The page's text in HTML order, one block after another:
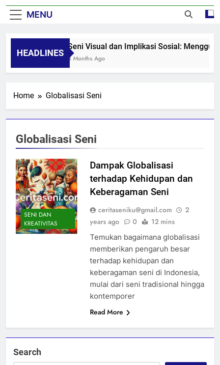
MENU
HEADLINES
Seni Visual dan Implikasi Sosial:
8 Months Ago
Home Globalisasi Seni
Globalisasi Seni
SENI DAN
KREATIVITAS
Dampak Globalisasi
terhadap Kehidupan dan
Keberagaman Seni
ceritaseniku@gmail.com
2
years ago
0 12 mins
Temukan bagaimana globalisasi
memberikan pengaruh besar
terhadap kehidupan dan
keberagaman seni di Indonesia,
mulai dari seni tradisional hingga
kontemporer
Read More
Search